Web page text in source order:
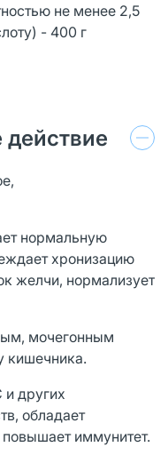
не менее 2,5
- 400 г
нормальную
хронизацию
желчи, нормализует
мочегонным
кишечника.
других
обладает
иммунитет.